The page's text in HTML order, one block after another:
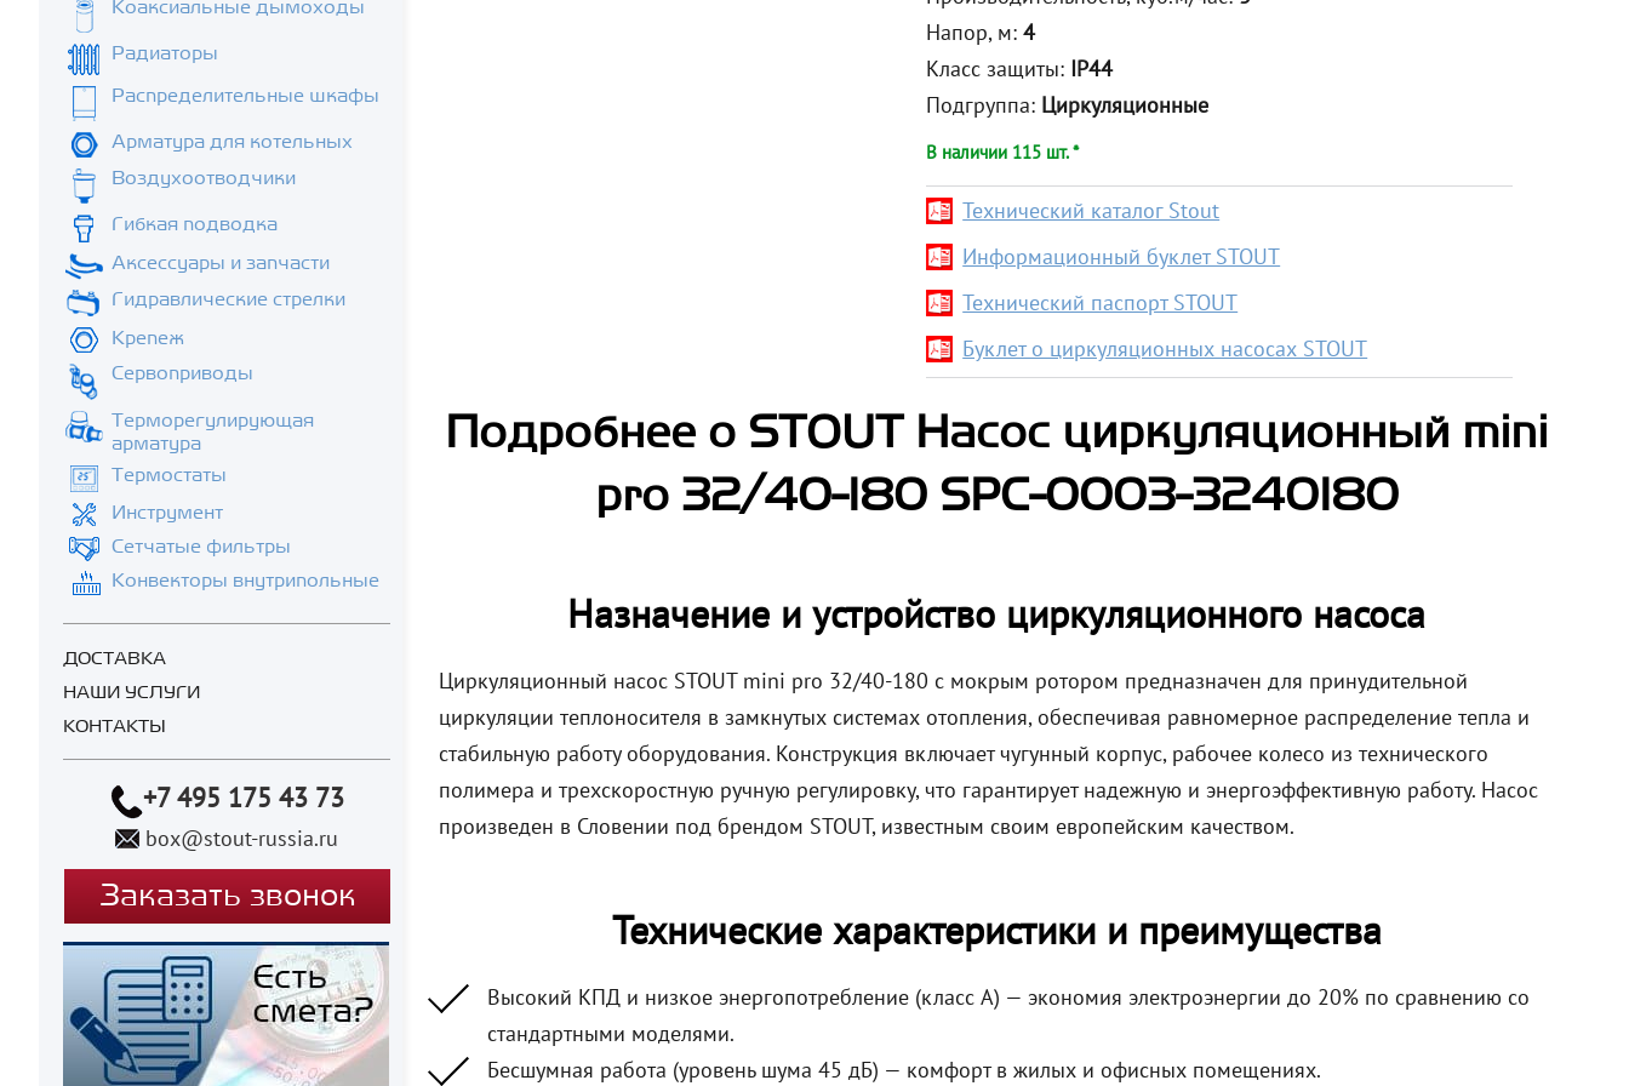
Коаксиальные дымоходы
Радиаторы
Распределительные шкафы
Арматура для котельных
Воздухоотводчики
Гибкая подводка
Аксессуары и запчасти
Гидравлические стрелки
Крепеж
Сервоприводы
Терморегулирующая
арматура
Термостаты
Инструмент
Сетчатые фильтры
Конвекторы внутрипольные
ДОСТАВКА
НАШИ УСЛУГИ
КОНТАКТЫ
+7 495 175 43 73
box@stout-russia.ru
Заказать звонок
Напор, м:4
Класс защиты: IP44
Подгруппа: Циркуляционные
В наличии 115 шт. *
Технический каталог Stout
Информационный буклет STOUT
Технический паспорт STOUT
Буклет о циркуляционных насосах STOUT
Подробнее о STOUT Насос циркуляционный mini
pro 32/40-180 SPC-0003-3240180
Назначение и устройство циркуляционного насоса
Циркуляционный насос STOUT mini pro 32/40-180 с мокрым ротором предназначен для принудительной
циркуляции теплоносителя в замкнутых системах отопления, обеспечивая равномерное распределение тепла и
стабильную работу оборудования. Конструкция включает чугунный корпус, рабочее колесо из технического
полимера и трехскоростную ручную регулировку, что гарантирует надежную и энергоэффективную работу. Насос
произведен в Словении под брендом STOUT, известным своим европейским качеством.
Технические характеристики и преимущества
Высокий КПД и низкое энергопотребление (класс A) — экономия электроэнергии до 20% по сравнению со
стандартными моделями.
Бесшумная работа (уровень шума 45 дБ) — комфорт в жилых и офисных помещениях.